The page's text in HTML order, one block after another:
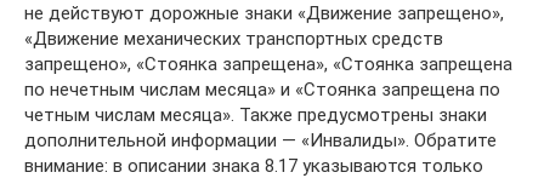
не действуют дорожные знаки «Движение запрещено»,
«Движение механических транспортных средств
запрещено», «Стоянка запрещена», «Стоянка запрещена
по нечетным числам месяца» и «Стоянка запрещена по
четным числам месяца». Также предусмотрены знаки
дополнительной информации — «Инвалиды». Обратите
внимание: в описании знака 8.17 указываются только